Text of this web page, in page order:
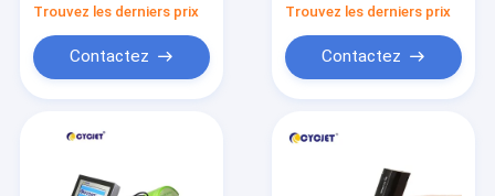
Trouvez les derniers prix
Contactez
Trouvez les derniers prix
Contactez